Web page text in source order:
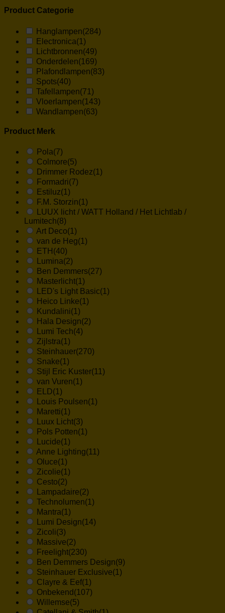
Product Categorie
Hanglampen(284)
Electronica(1)
Lichtbronnen(49)
Onderdelen(169)
Plafondlampen(83)
Spots(40)
Tafellampen(71)
Vloerlampen(143)
Wandlampen(63)
Product Merk
Pola(7)
Colmore(5)
Drimmer Rodez(1)
Formadri(7)
Estiluz(1)
F.M. Storzin(1)
LUUX licht / WATT Holland / Het Lichtlab /
Lumitech(8)
Art Deco(1)
van de Heg(1)
ETH (40)
Lumina(2)
Ben Demmers(27)
Masterlicht(1)
LED's Light Basic(1)
Heico Linke(1)
Kundalini(1)
Hala Design(2)
Lumi Tech(4)
Zijlstra(1)
Steinhauer(270)
Snake(1)
Stijl Eric Kuster(11)
van Vuren(1)
ELD(1)
Louis Poulsen(1)
Maretti(1)
Luux Licht(3)
Pols Potten(1)
Lucide(1)
Anne Lighting(11)
Oluce(1)
Zicolie(1)
Cesto(2)
Lampadaire(2)
Technolumen(1)
Mantra(1)
Lumi Design(14)
Zicoli(3)
Massive(2)
Freelight(230)
Ben Demmers Design(9)
Steinhauer Exclusive(1)
Clayre & Eef(1)
Onbekend (107)
Willemse(5)